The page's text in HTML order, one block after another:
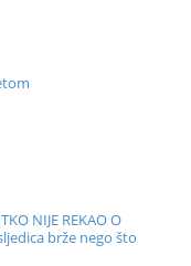
NIJE REKAO O
brže nego što